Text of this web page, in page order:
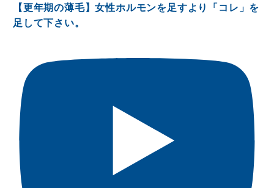
【更年期の薄毛】女性ホルモンを足すより「コレ」を
足して下さい。